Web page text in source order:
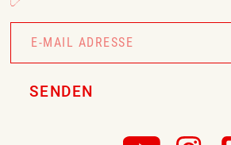
Newsletter
Signup
SENDEN